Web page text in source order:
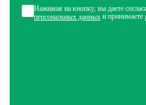
Нажимая на кнопку, вы даете
персональных данных и принимаете